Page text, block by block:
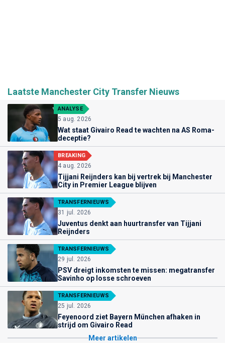
Laatste Manchester City Transfer Nieuws
ANALYSE
5 aug. 2026
Wat staat Givairo Read te wachten na AS Roma-
deceptie?
BREAKING
4 aug. 2026
Tijjani Reijnders kan bij vertrek bij Manchester
City in Premier League blijven
TRANSFERNIEUWS
31 jul. 2026
Juventus denkt aan huurtransfer van Tijjani
Reijnders
TRANSFERNIEUWS
29 jul. 2026
PSV dreigt inkomsten te missen: megatransfer
Savinho op losse schroeven
TRANSFERNIEUWS
25 jul. 2026
Feyenoord ziet Bayern München afhaken in
strijd om Givairo Read
Meer artikelen